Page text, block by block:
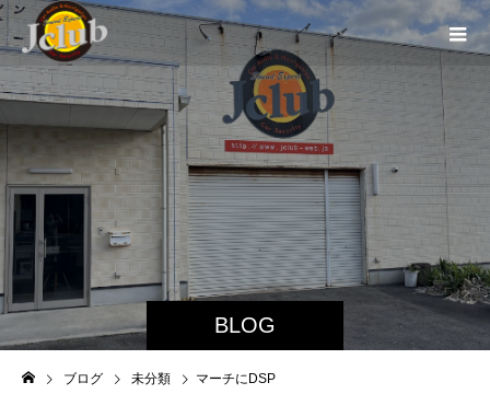
BLOG
ブログ 未分類 マーチにDSP